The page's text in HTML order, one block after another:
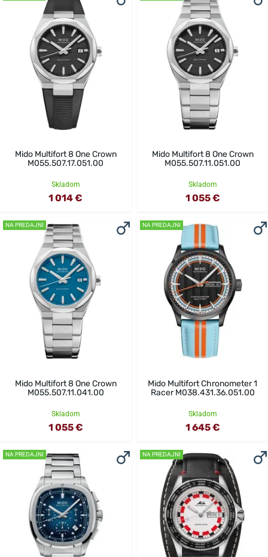
Mido Multifort 8 One Crown
M055.507.17.051.00
Skladom
1 014 €
Mido Multifort 8 One Crown
M055.507.11.051.00
Skladom
1 055 €
NA PREDAJNI
Mido Multifort 8 One Crown
M055.507.11.041.00
Skladom
1 055 €
NA PREDAJNI
Mido Multifort Chronometer 1
Racer M038.431.36.051.00
Skladom
1 645 €
NA PREDAJNI NA PREDAJNI